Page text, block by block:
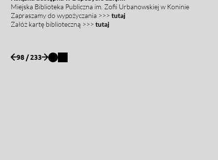
Miejska Biblioteka Publiczna im. Zofii Urbanowskiej w Koninie
Zapraszamy do wypożyczania >>> tutaj
Załóż kartę biblioteczną >>> tutaj
98 / 233